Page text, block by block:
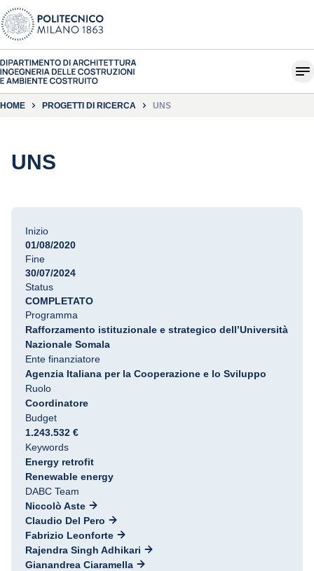
HOME PROGETTI DI RICERCA UNS
UNS
Inizio
01/08/2020
Fine
30/07/2024
Status
COMPLETATO
Programma
Rafforzamento istituzionale e strategico dell’Università
Nazionale Somala
Ente finanziatore
Agenzia Italiana per la Cooperazione e lo Sviluppo
Ruolo
Coordinatore
Budget
1.243.532 €
Keywords
Energy retrofit
Renewable energy
DABC Team
Niccolò Aste
Claudio Del Pero
Fabrizio Leonforte
Rajendra Singh Adhikari
Gianandrea Ciaramella